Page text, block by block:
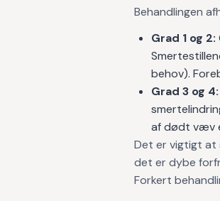
Behandlingen
Grad 1 og 2:
behov).
Grad 3 og 4:
af dødt væv
Det er vigtigt at
det er dybe
Forkert